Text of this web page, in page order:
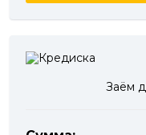
Заём